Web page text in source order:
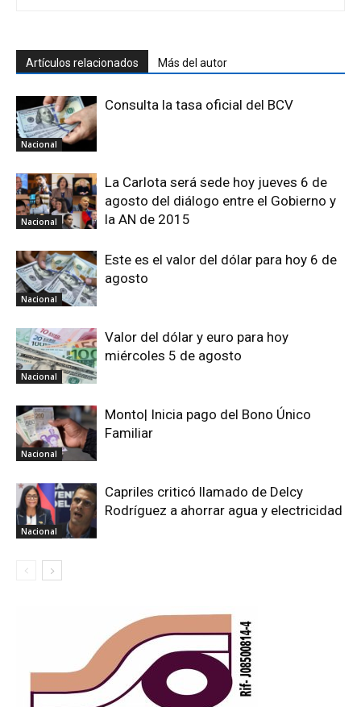
Artículos relacionados Más del autor
Nacional
Consulta la tasa oficial del BCV
Nacional
La Carlota será sede hoy jueves 6 de
agosto del diálogo entre el Gobierno y
la AN de 2015
Nacional
Este es el valor del dólar para hoy 6 de
agosto
Nacional
Valor del dólar y euro para hoy
miércoles 5 de agosto
Nacional
Monto| Inicia pago del Bono Único
Familiar
Nacional
Capriles criticó llamado de Delcy
Rodríguez a ahorrar agua y electricidad